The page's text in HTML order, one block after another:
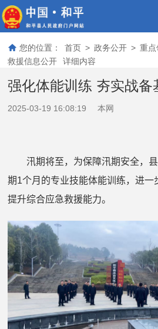
您的位置： 首页 > 政务公开 > 重
救援信息公开
详细内容
强化体能训练 夯实战备
2025-03-19 16:08:19 本网
汛期将至，为保障汛期安全，县
期1个月的专业技能体能训练，进一
提升综合应急救援能力。